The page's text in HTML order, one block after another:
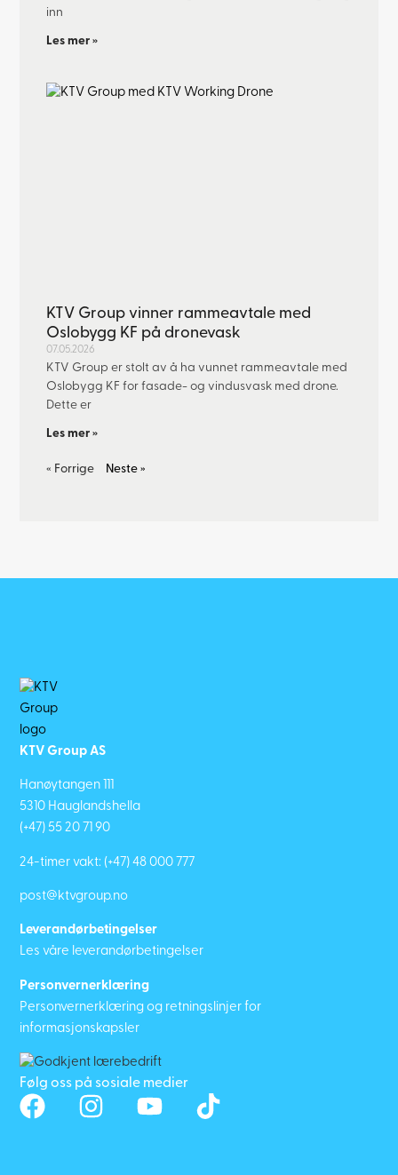
inn
Les mer »
KTV Group vinner rammeavtale med
Oslobygg KF på dronevask
07.05.2026
KTV Group er stolt av å ha vunnet rammeavtale med
Oslobygg KF for fasade- og vindusvask med drone.
Dette er
Les mer »
« Forrige Neste »
KTV Group AS
Hanøytangen 111
5310 Hauglandshella
(+47) 55 20 71 90
24-timer vakt: (+47) 48 000 777
post@ktvgroup.no
Leverandørbetingelser
Les våre leverandørbetingelser
Personvernerklæring
Personvernerklæring og retningslinjer for
informasjonskapsler
Følg oss på sosiale medier